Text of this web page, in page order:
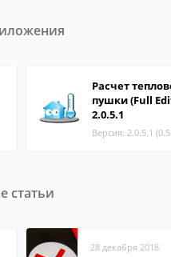
Расчет
пушки (Full
2.0.5.1
Версия: 2.0.5.1
статьи
28 декабря 2018